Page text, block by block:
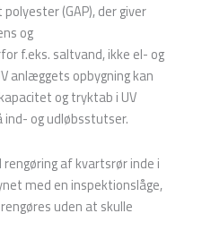
(GAP), der giver
og
f.eks. saltvand, ikke el- og
anlæggets opbygning kan
og tryktab i UV
og udløbsstutser.
af kvartsrør inde i
med en inspektionslåge,
uden at skulle